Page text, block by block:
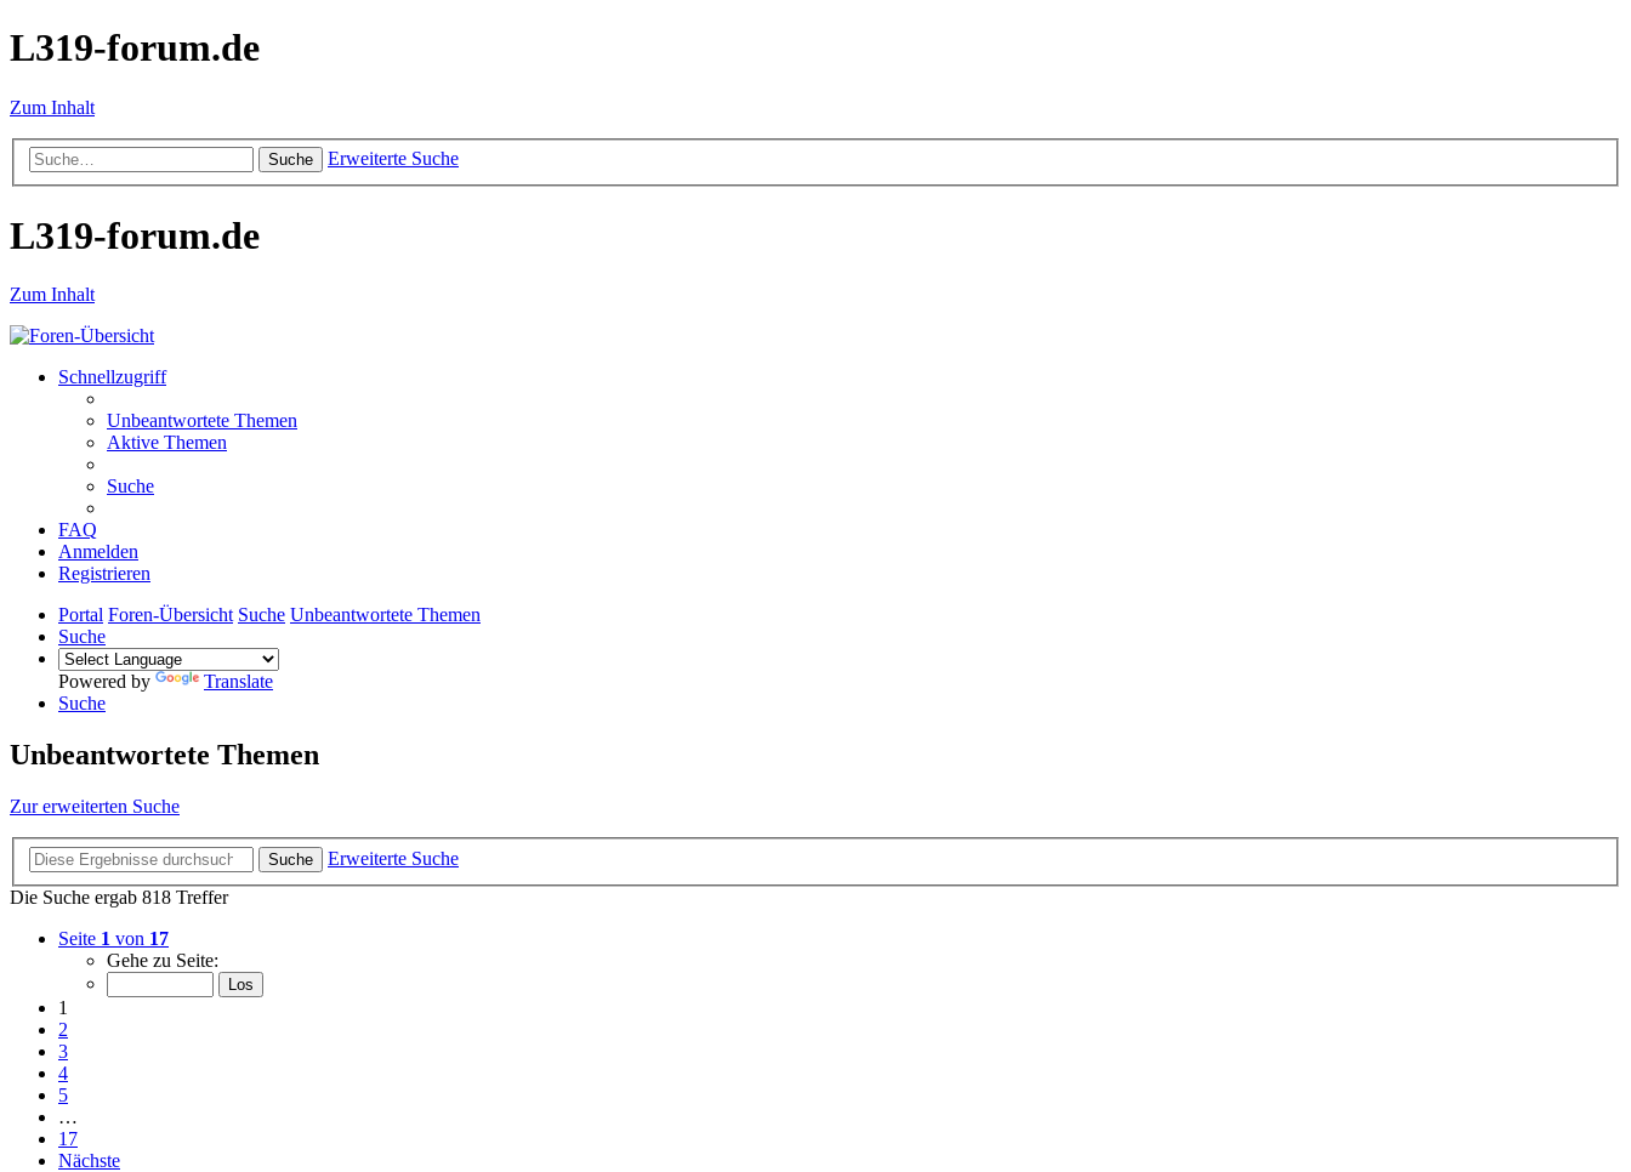
L319-forum.de
Zum Inhalt
Suche Erweiterte Suche
L319-forum.de
Zum Inhalt
Schnellzugriff
Unbeantwortete Themen
Aktive Themen
Suche
FAQ
Anmelden
Registrieren
Portal Foren-Übersicht Suche Unbeantwortete Themen
Suche
Powered by
Translate
Suche
Unbeantwortete Themen
Zur erweiterten Suche
Suche
Erweiterte Suche
Die Suche ergab 818 Treffer
Seite 1 von 17
Gehe zu Seite:
1
2
3
4
5
…
17
Nächste